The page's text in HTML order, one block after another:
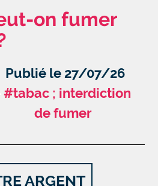
on fumer
Publié le 27/07/26
#tabac ; interdiction
de fumer
ARGENT